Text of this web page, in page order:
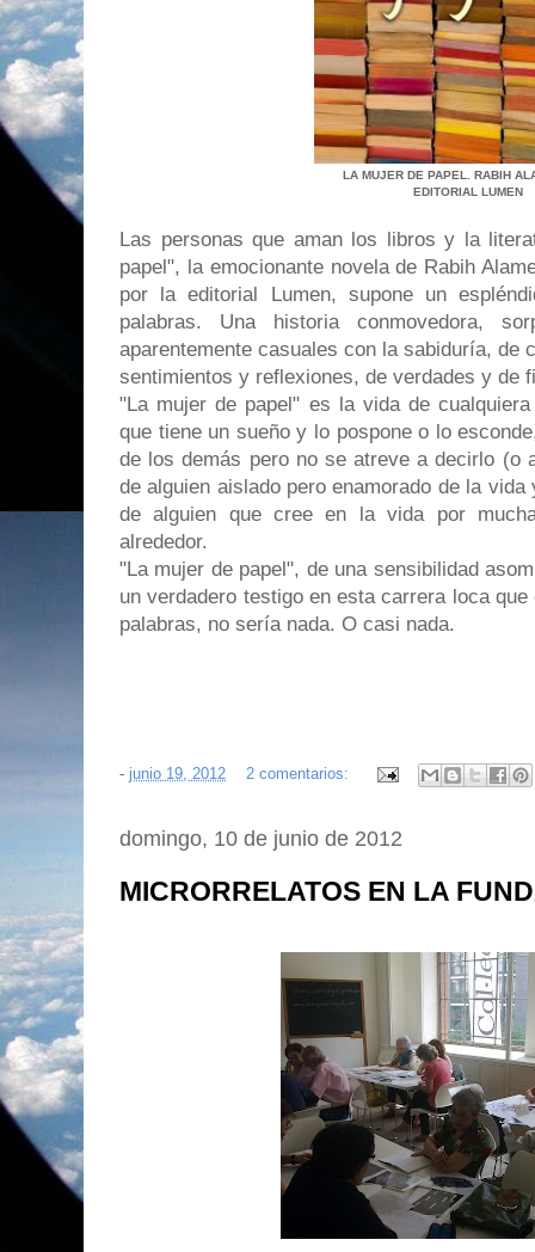
LA MUJER DE PAPEL. RABIH
EDITORIAL LUMEN
Las personas que aman los libros y la
papel", la emocionante novela de Rabih
por la editorial Lumen, supone un
palabras. Una historia conmovedora,
aparentemente casuales con la sabiduría, de
sentimientos y reflexiones, de verdades y de
"La mujer de papel" es la vida de
que tiene un sueño y lo pospone o lo
de los demás pero no se atreve a decirlo (o
de alguien aislado pero enamorado de la
de alguien que cree en la vida por
alrededor.
"La mujer de papel", de una sensibilidad
un verdadero testigo en esta carrera loca
palabras, no sería nada. O casi nada.
- junio 19, 2012 2 comentarios:
domingo, 10 de junio de 2012
MICRORRELATOS EN LA